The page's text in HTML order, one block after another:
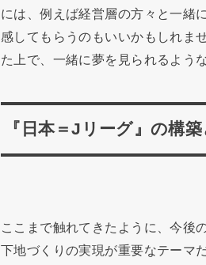
には、例えば経営層の方々と一緒
感してもらうのもいいかもしれま
た上で、一緒に夢を見られるよう
『日本＝Jリーグ』の構
ここまで触れてきたように、今後
下地づくりの実現が重要なテーマ